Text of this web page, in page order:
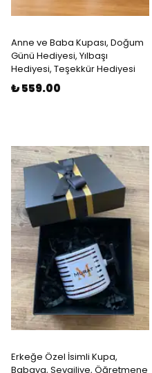
Anne ve Baba Kupası, Doğum
Günü Hediyesi, Yılbaşı
Hediyesi, Teşekkür Hediyesi
₺ 559.00
Erkeğe Özel İsimli Kupa,
Babaya, Sevgiliye, Öğretmene